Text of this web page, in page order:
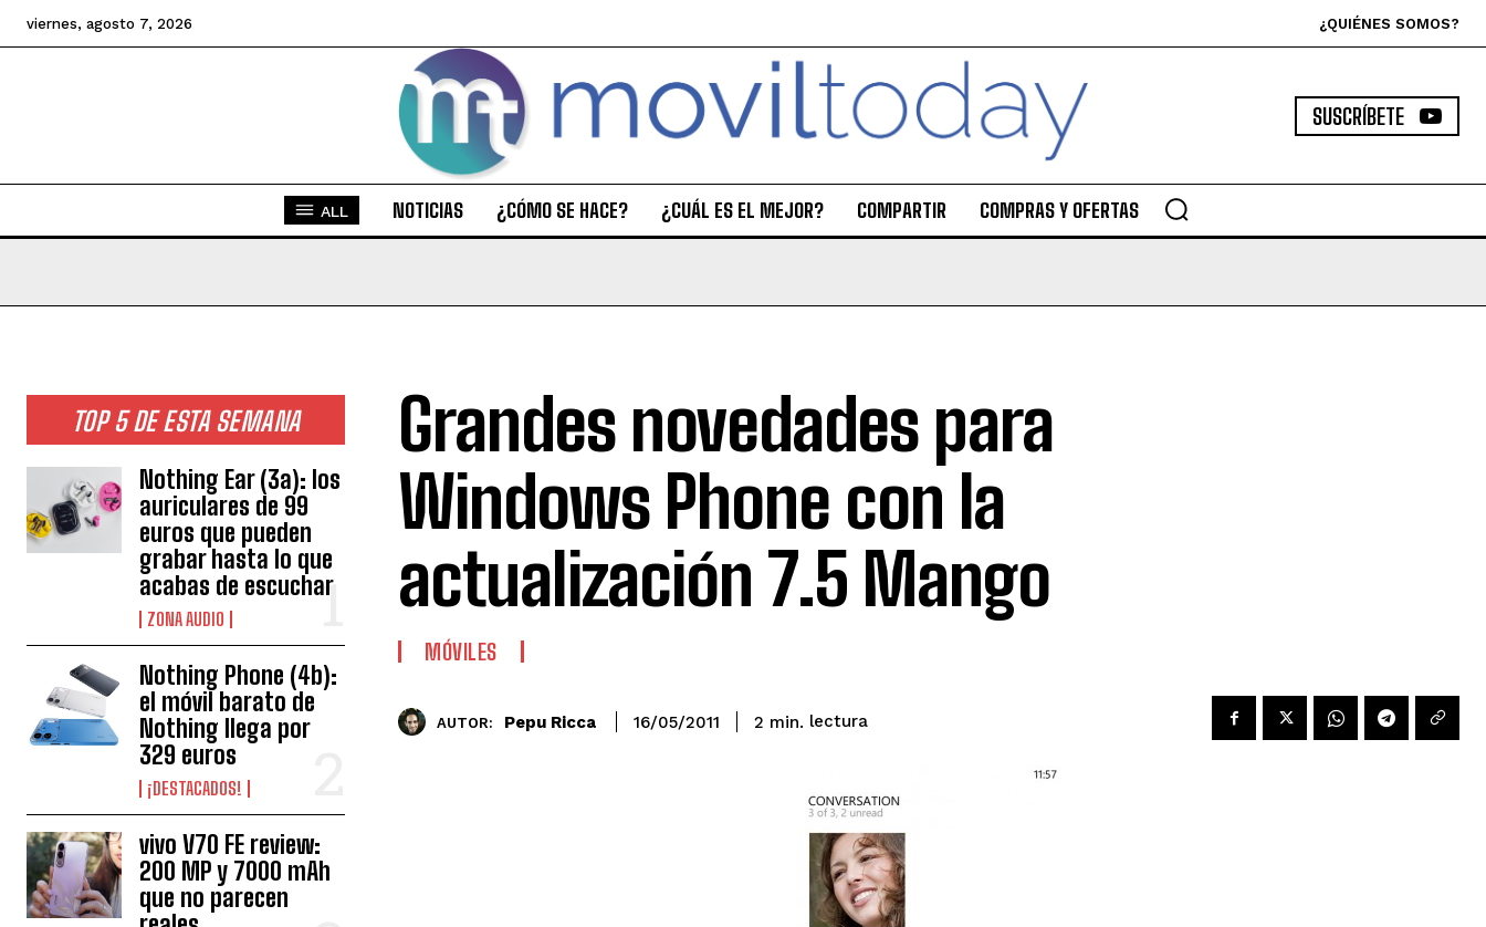
viernes, agosto 7, 2026 ¿QUIÉNES SOMOS?
SUSCRÍBETE
ALL NOTICIAS ¿CÓMO SE HACE? ¿CUÁL ES EL MEJOR? COMPARTIR COMPRAS Y OFERTAS
TOP 5 DE ESTA SEMANA
Nothing Ear (3a): los
auriculares de 99
euros que pueden
grabar hasta lo que
acabas de escuchar
ZONA AUDIO
Nothing Phone (4b):
el móvil barato de
Nothing llega por
329 euros
¡DESTACADOS!
vivo V70 FE review:
200 MP y 7000 mAh
que no parecen
Grandes novedades para
Windows Phone con la
actualización 7.5 Mango
MÓVILES
AUTOR: Pepu Ricca 16/05/2011 2 min. lectura